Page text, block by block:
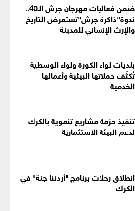
ضمن فعاليات مهرجان جرش الـ40..
ندوة"ذاكرة جرش"تستعرض التاريخ
والإرث الإنساني للمدينة
بلديات لواء الكورة ولواء الوسطية
تُكثّف حملاتها البيئية وأعمالها
الخدمية
تنفيذ حزمة مشاريع تنموية بالكرك
لدعم البيئة الاستثمارية
انطلاق رحلات برنامج "أردننا جنة" في
الكرك